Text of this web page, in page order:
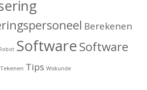
Berekenen
SoftwareSoftware
Tekenen Tips Wiskunde